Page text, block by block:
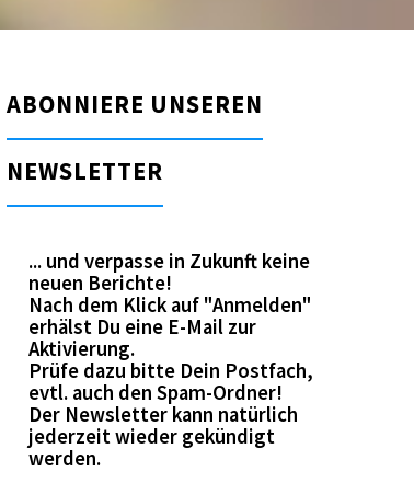
ABONNIERE UNSEREN
NEWSLETTER
... und verpasse in Zukunft keine
neuen Berichte!
Nach dem Klick auf "Anmelden"
erhälst Du eine E-Mail zur
Aktivierung.
Prüfe dazu bitte Dein Postfach,
evtl. auch den Spam-Ordner!
Der Newsletter kann natürlich
jederzeit wieder gekündigt
werden.